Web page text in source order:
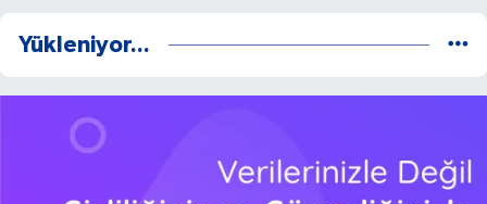
Yükleniyor...